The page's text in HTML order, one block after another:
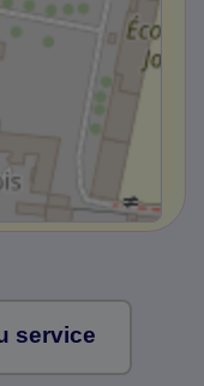
service